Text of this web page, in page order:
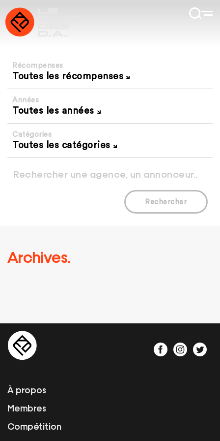
Récompenses
Toutes les récompenses
Années
Toutes les années
Catégories
Toutes les catégories
Rechercher
Archives.
À propos
Membres
Compétition